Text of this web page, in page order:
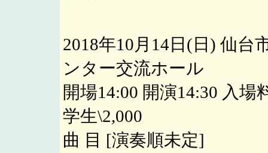
2018年10月14日(日) 仙台
ンター交流ホール
開場14:00 開演14:30 入場
学生\2,000
曲 目 [演奏順未定]